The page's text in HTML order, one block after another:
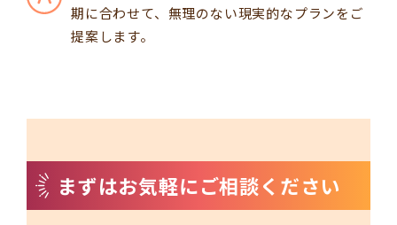
期に合わせて、無理のない現実的なプランをご
提案します。
まずはお気軽にご相談ください